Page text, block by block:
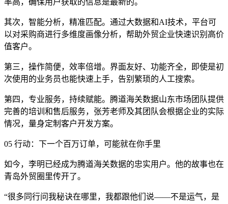
率高，确保用户获取的信息是最新的。
其次，智能分析，精准匹配。通过大数据和AI技术，平台可
以对采购商进行多维度画像分析，帮助外贸企业快速识别高价
值客户。
第三，操作简便，效率倍增。界面友好、功能齐全，即使是初
次使用的业务员也能快速上手，告别繁琐的人工搜索。
第四，专业服务，持续赋能。腾道海关数据山东市场团队提供
完善的培训和售后服务，张芳老师及其团队会根据企业的实际
情况，量身定制客户开发方案。
05 行动：下一个百万订单，可能就在你手里
如今，李明已经成为腾道海关数据的忠实用户。他的故事也在
青岛外贸圈里传开了。
“很多同行问我秘诀在哪里，我都跟他们说——不是运气，是